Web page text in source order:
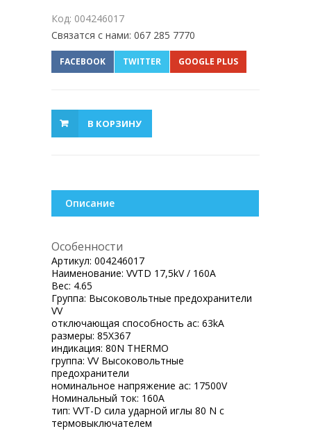
Код: 004246017
Связатся с нами: 067 285 7770
FACEBOOK TWITTER GOOGLE PLUS
В КОРЗИНУ
Описание
Особенности
Артикул: 004246017
Наименование: VVTD 17,5kV / 160A
Вес: 4.65
Группа: Высоковольтные предохранители
VV
отключающая способность ac: 63kA
размеры: 85X367
индикация: 80N THERMO
группа: VV Высоковольтные
предохранители
номинальное напряжение ac: 17500V
Номинальный ток: 160A
тип: VVT-D сила ударной иглы 80 N с
термовыключателем